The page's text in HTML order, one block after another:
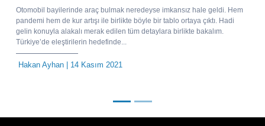
Otomobil bayilerinde araç bulmak neredeyse imkansız hale geldi. Hem
pandemi hem de kur artışı ile birlikte böyle bir tablo ortaya çıktı. Hadi
gelin konuyla alakalı merak edilen tüm detaylara birlikte bakalım.
Türkiye’de eleştirilerin hedefinde...
Hakan Ayhan | 14 Kasım 2021